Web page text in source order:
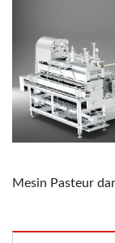
Mesin Pasteur